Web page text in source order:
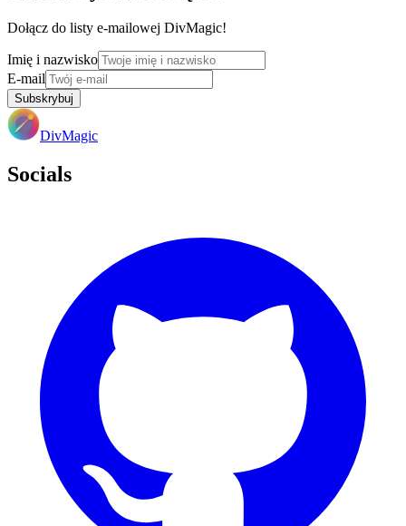
Dołącz do listy e-mailowej DivMagic!
Imię i nazwisko
E-mail
Subskrybuj
DivMagic
Socials